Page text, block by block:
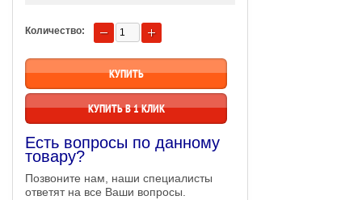
Количество:
КУПИТЬ В 1 КЛИК
Есть вопросы по данному
товару?
Позвоните нам, наши специалисты
ответят на все Ваши вопросы.